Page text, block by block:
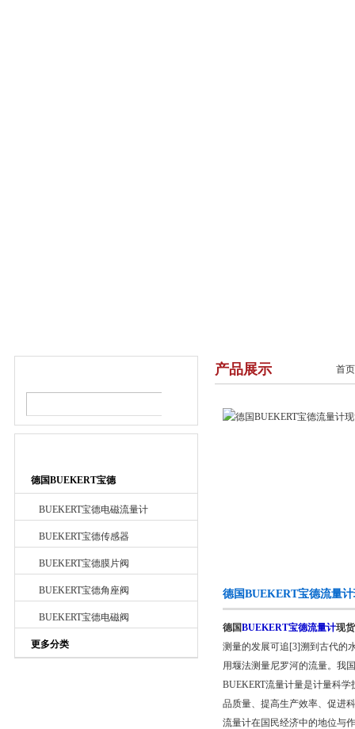
德国BUEKERT宝德
BUEKERT宝德电磁流量计
BUEKERT宝德传感器
BUEKERT宝德膜片阀
BUEKERT宝德角座阀
BUEKERT宝德电磁阀
更多分类
产品展示 首页
德国BUEKERT宝德流量
德国BUEKERT宝德流量计现
测量的发展可追[3]溯到古代的
用堰法测量尼罗河的流量。我
BUEKERT流量计量是计量科
品质量、提高生产效率、促进
流量计在国民经济中的地位与